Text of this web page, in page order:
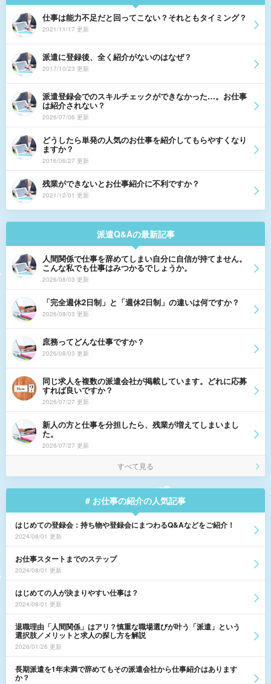
仕事は能力不足だと回ってこない？それともタイミング？
2021/11/17 更新
派遣に登録後、全く紹介がないのはなぜ？
2017/10/23 更新
派遣登録会でのスキルチェックができなかった…。お仕事
は紹介されない？
2026/07/06 更新
どうしたら単発の人気のお仕事を紹介してもらやすくなり
ますか？
2016/06/27 更新
残業ができないとお仕事紹介に不利ですか？
2021/12/01 更新
派遣Q&Aの最新記事
人間関係で仕事を辞めてしまい自分に自信が持てません。
こんな私でも仕事はみつかるでしょうか。
2026/08/03 更新
「完全週休2日制」と「週休2日制」の違いは何ですか？
2026/08/03 更新
庶務ってどんな仕事ですか？
2026/08/03 更新
同じ求人を複数の派遣会社が掲載しています。どれに応募
すれば良いですか？
2026/07/27 更新
新人の方と仕事を分担したら、残業が増えてしまいまし
た。
2026/07/27 更新
すべて見る
# お仕事の紹介の人気記事
はじめての登録会：持ち物や登録会にまつわるQ&Aなどをご紹介！
2024/08/01 更新
お仕事スタートまでのステップ
2024/08/01 更新
はじめての人が決まりやすい仕事は？
2024/08/01 更新
退職理由「人間関係」はアリ？慎重な職場選びが叶う「派遣」という
選択肢／メリットと求人の探し方を解説
2026/01/26 更新
長期派遣を1年未満で辞めてもその派遣会社から仕事紹介はあります
か？